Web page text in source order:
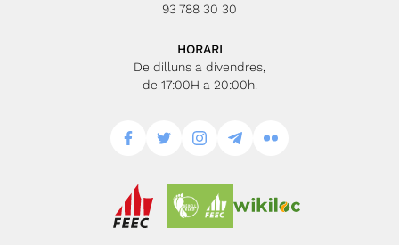
93 788 30 30
HORARI
De dilluns a divendres,
de 17:00H a 20:00h.